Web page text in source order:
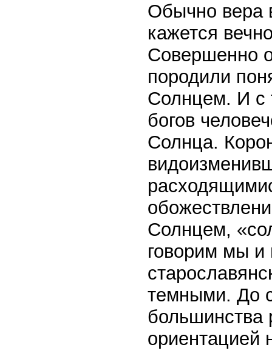
Обычно вера
кажется
Совершенно
породили
Солнцем. И с
богов
Солнца.
Солнцем,
говорим мы и
темными. До
большинства
ориентацией